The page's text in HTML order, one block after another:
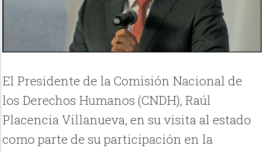
El Presidente de la Comisión Nacional de
los Derechos Humanos (CNDH), Raúl
Placencia Villanueva, en su visita al estado
como parte de su participación en la